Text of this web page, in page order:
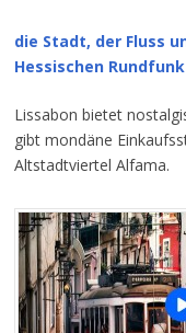
die Stadt, der Fluss
Hessischen Rundfunk
Lissabon bietet
gibt mondäne
Altstadtviertel Alfama.